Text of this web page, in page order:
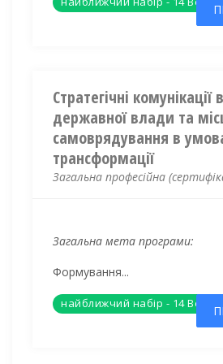
Стратегічні комунікації
державної влади та
самоврядування в
трансформації
Загальна професійна
Загальна мета програми:
Формування...
найближчий набір - 14